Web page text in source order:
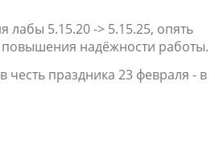
лабы 5.15.20 -> 5.15.25, опять
надёжности работы.
честь праздника 23 февраля - в